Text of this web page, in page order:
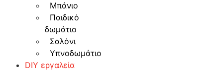
Μπάνιο
Παιδικό
δωμάτιο
Σαλόνι
Υπνοδωμάτιο
DIY εργαλεία